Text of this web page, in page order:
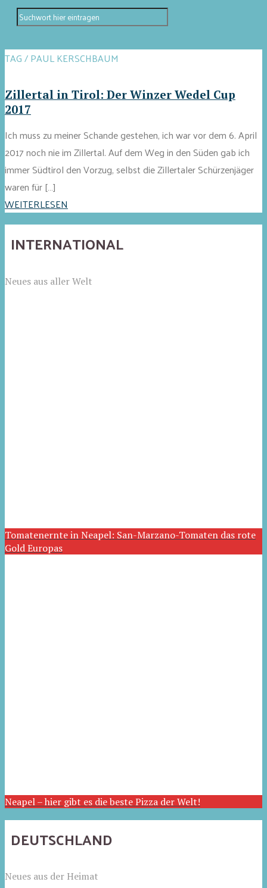
TAG / PAUL KERSCHBAUM
Zillertal in Tirol: Der Winzer Wedel Cup
2017
Ich muss zu meiner Schande gestehen, ich war vor dem 6. April
2017 noch nie im Zillertal. Auf dem Weg in den Süden gab ich
immer Südtirol den Vorzug, selbst die Zillertaler Schürzenjäger
waren für […]
WEITERLESEN
INTERNATIONAL
Neues aus aller Welt
Tomatenernte in Neapel: San-Marzano-Tomaten das rote
Gold Europas
Neapel – hier gibt es die beste Pizza der Welt!
DEUTSCHLAND
Neues aus der Heimat